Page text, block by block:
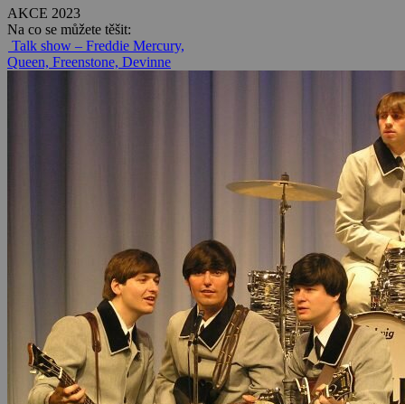
AKCE 2023
Na co se můžete těšit:
Talk show – Freddie Mercury,
Queen, Freenstone, Devinne